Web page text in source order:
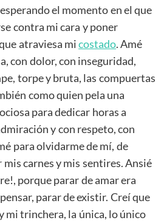
el momento en el que
contra mi cara y poner
atraviesa micostado. Amé
con dolor, con inseguridad,
torpe y bruta, las compuertas
como quien pela una
para dedicar horas a
y con respeto, con
para olvidarme de mí, de
mis carnes y mis sentires. Ansié
porque parar de amar era
parar de existir. Creí que
mi trinchera, la única, lo único